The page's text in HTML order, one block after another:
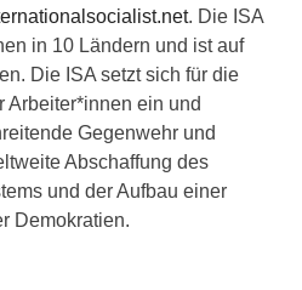
. Die ISA
in 10 Ländern und ist auf
Die ISA setzt sich für die
Arbeiter*innen ein und
Gegenwehr und
Abschaffung des
und der Aufbau einer
Demokratien.